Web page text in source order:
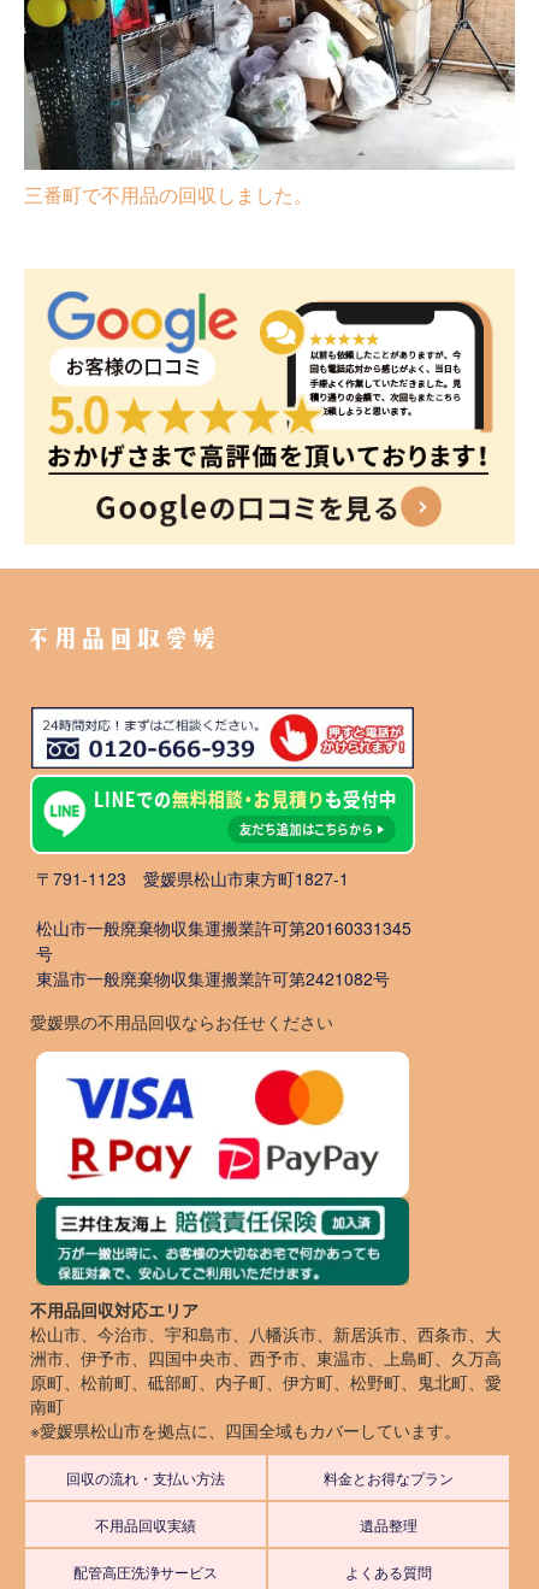
三番町で不用品の回収しました。
不用品回収愛媛
〒791-1123 愛媛県松山市東方町1827-1
松山市一般廃棄物収集運搬業許可第20160331345
号
東温市一般廃棄物収集運搬業許可第2421082号
愛媛県の不用品回収ならお任せください
不用品回収対応エリア
松山市、今治市、宇和島市、八幡浜市、新居浜市、西条市、大
洲市、伊予市、四国中央市、西予市、東温市、上島町、久万高
原町、松前町、砥部町、内子町、伊方町、松野町、鬼北町、愛
南町
※愛媛県松山市を拠点に、四国全域もカバーしています。
回収の流れ・支払い方法 料金とお得なプラン
不用品回収実績 遺品整理
配管高圧洗浄サービス よくある質問